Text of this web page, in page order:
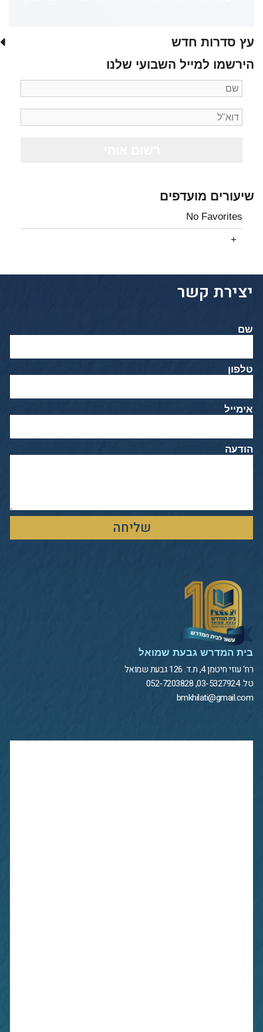
עץ סדרות חדש
הירשמו למייל השבועי שלנו
שיעורים מועדפים
No Favorites
יצירת קשר
שם
טלפון
אימייל
הודעה
שליחה
בית המדרש גבעת שמואל
רח' עוזי חיטמן 4, ת.ד. 126 גבעת שמואל
טל. 03-5327924, 052-7203828
bmkhilati@gmail.com